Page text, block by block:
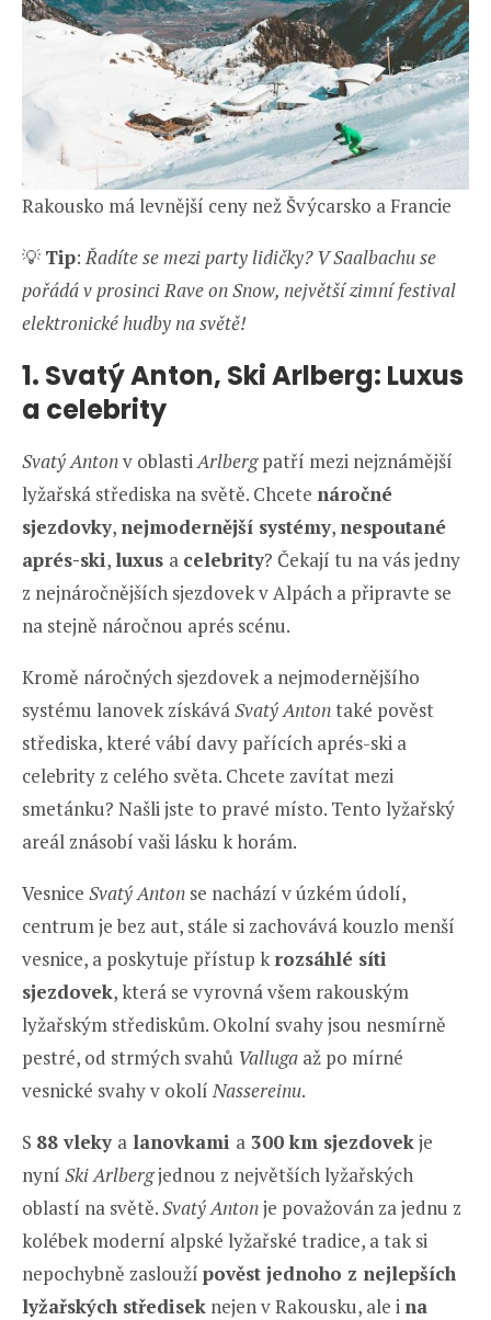
Rakousko má levnější ceny než Švýcarsko a Francie
💡 Tip:Řadíte se mezi party lidičky? V Saalbachu se
pořádá v prosinci Rave on Snow, největší zimní festival
elektronické hudby na světě!
1. Svatý Anton, Ski Arlberg: Luxus
a celebrity
Svatý Antonv oblastiArlbergpatří mezi nejznámější
lyžařská střediska na světě. Chcete náročné
sjezdovky, nejmodernější systémy, nespoutané
aprés-ski, luxus a celebrity? Čekají tu na vás jedny
z nejnáročnějších sjezdovek v Alpách a připravte se
na stejně náročnou aprés scénu.
Kromě náročných sjezdovek a nejmodernějšího
systému lanovek získáváSvatý Antontaké pověst
střediska, které vábí davy pařících aprés-ski a
celebrity z celého světa. Chcete zavítat mezi
smetánku? Našli jste to pravé místo. Tento lyžařský
areál znásobí vaši lásku k horám.
Vesnice Svatý Anton se nachází v úzkém údolí,
centrum je bez aut, stále si zachovává kouzlo menší
vesnice, a poskytuje přístup krozsáhlé síti
sjezdovek, která se vyrovná všem rakouským
lyžařským střediskům. Okolní svahy jsou nesmírně
pestré, od strmých svahů Valluga až po mírné
vesnické svahy v okolíNassereinu.
S 88 vleky a lanovkami a 300 km sjezdovekje
nyní Ski Arlbergjednou z největších lyžařských
oblastí na světě.Svatý Antonje považován za jednu z
kolébek moderní alpské lyžařské tradice, a tak si
nepochybně zaslouží pověst jednoho z nejlepších
lyžařských středisek nejen v Rakousku, ale i na